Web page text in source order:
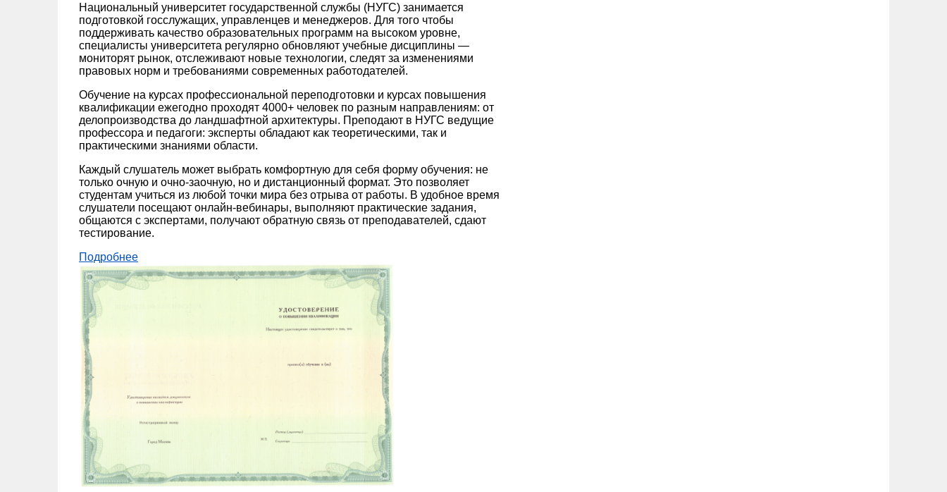
Национальный университет государственной службы (НУГС) занимается
подготовкой госслужащих, управленцев и менеджеров. Для того чтобы
поддерживать качество образовательных программ на высоком уровне,
специалисты университета регулярно обновляют учебные дисциплины —
мониторят рынок, отслеживают новые технологии, следят за изменениями
правовых норм и требованиями современных работодателей.
Обучение на курсах профессиональной переподготовки и курсах повышения
квалификации ежегодно проходят 4000+ человек по разным направлениям: от
делопроизводства до ландшафтной архитектуры. Преподают в НУГС ведущие
профессора и педагоги: эксперты обладают как теоретическими, так и
практическими знаниями области.
Каждый слушатель может выбрать комфортную для себя форму обучения: не
только очную и очно-заочную, но и дистанционный формат. Это позволяет
студентам учиться из любой точки мира без отрыва от работы. В удобное время
слушатели посещают онлайн-вебинары, выполняют практические задания,
общаются с экспертами, получают обратную связь от преподавателей, сдают
тестирование.
Подробнее